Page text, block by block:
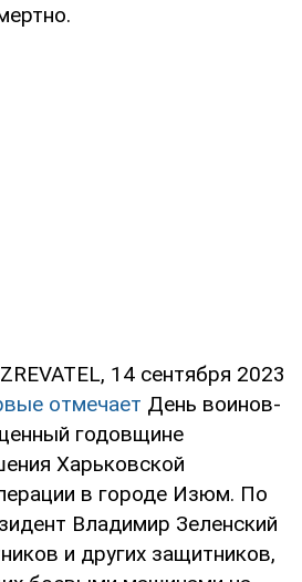
14 сентября 2023
отмечает День воинов-
годовщине
Харьковской
в городе Изюм. По
Владимир Зеленский
и других защитников,